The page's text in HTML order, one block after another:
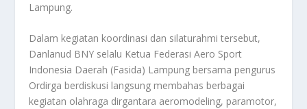
Lampung.
Dalam kegiatan koordinasi dan silaturahmi tersebut,
Danlanud BNY selalu Ketua Federasi Aero Sport
Indonesia Daerah (Fasida) Lampung bersama pengurus
Ordirga berdiskusi langsung membahas berbagai
kegiatan olahraga dirgantara aeromodeling, paramotor,